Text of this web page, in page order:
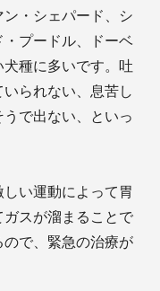
・シェパード、シ
プードル、ドーベ
種に多いです。吐
られない、息苦し
で出ない、といっ
い運動によって胃
スが溜まることで
で、緊急の治療が